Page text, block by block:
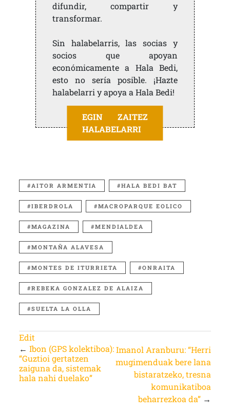
difundir, compartir y
transformar.
Sin halabelarris, las socias y
socios que apoyan
económicamente a Hala Bedi,
esto no sería posible. ¡Hazte
halabelarri y apoya a Hala Bedi!
EGIN ZAITEZ
HALABELARRI
AITOR ARMENTIA HALA BEDI BAT
IBERDROLA MACROPARQUE EOLICO
MAGAZINA MENDIALDEA
MONTAÑA ALAVESA
MONTES DE ITURRIETA ONRAITA
REBEKA GONZALEZ DE ALAIZA
SUELTA LA OLLA
Edit
← Ibon (GPS kolektiboa):
“Guztioi gertatzen
zaiguna da, sistemak
hala nahi duelako”
Imanol Aranburu: “Herri
mugimenduak bere lana
bistaratzeko, tresna
komunikatiboa
beharrezkoa da” →